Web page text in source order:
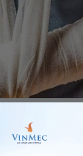
bó lá cố